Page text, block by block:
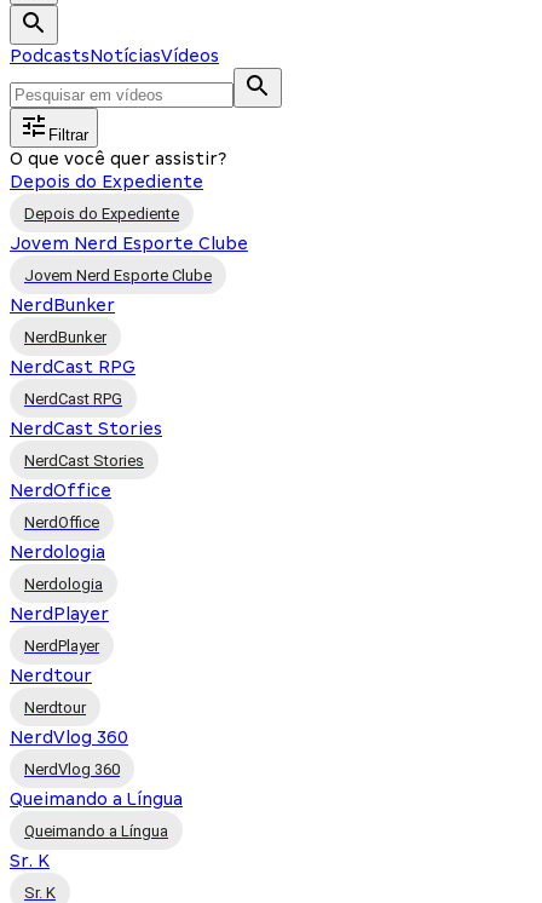
PodcastsNotíciasVídeos
Filtrar
O que você quer assistir?
Depois do Expediente
Depois do Expediente
Jovem Nerd Esporte Clube
Jovem Nerd Esporte Clube
NerdBunker
NerdBunker
NerdCast RPG
NerdCast RPG
NerdCast Stories
NerdCast Stories
NerdOffice
NerdOffice
Nerdologia
Nerdologia
NerdPlayer
NerdPlayer
Nerdtour
Nerdtour
NerdVlog 360
NerdVlog 360
Queimando a Língua
Queimando a Língua
Sr. K
Sr. K